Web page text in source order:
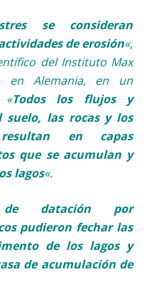
se consideran
de erosión«,
del Instituto Max
en Alemania, en un
«Todos los flujos y
suelo, las rocas y los
en capas
que se acumulan y
lagos«.
de datación por
pudieron fechar las
de los lagos y
de acumulación de